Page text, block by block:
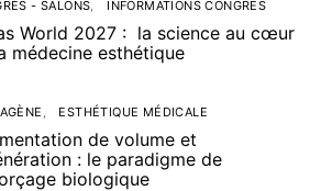
- SALONS INFORMATIONS CONGRÈS
World 2027 : la science au cœur
médecine esthétique
ESTHÉTIQUE MÉDICALE
de volume et
: le paradigme de
biologique